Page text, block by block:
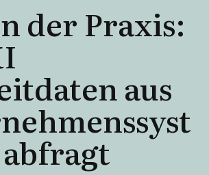
der Praxis:
aus